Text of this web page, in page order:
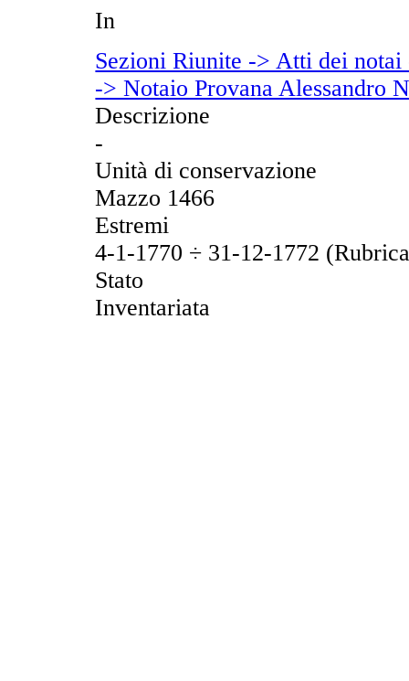
In
Sezioni Riunite -> Atti dei
-> Notaio Provana Alessandro
Descrizione
-
Unità di conservazione
Mazzo 1466
Estremi
4-1-1770 ÷ 31-12-1772
Stato
Inventariata